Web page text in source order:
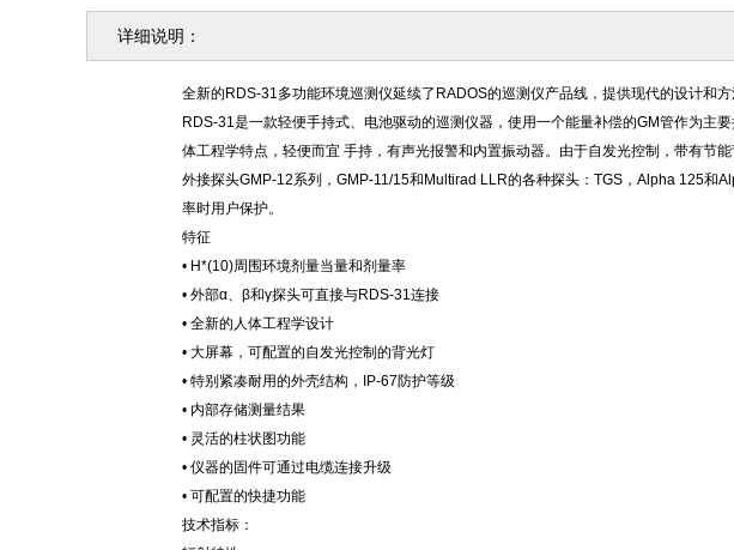
详细说明：
全新的 RDS-31多功能环境巡测仪延续了RADOS的巡测仪产品线，提供现代的设计和方
RDS-31是一款轻便手持式、电池驱动的巡测仪器，使用一个能量补偿的GM管作为主
体工程学特点，轻便而宜 手持，有声光报警和内置振动器。由于自发光控制，带有节
外接探头GMP-12系列，GMP-11/15和Multirad LLR的各种探头：TGS，Alpha 125和
率时用户保护。
特征
• H*(10)周围环境剂量当量和剂量率
• 外部α、β和γ探头可直接与RDS-31连接
• 全新的人体工程学设计
• 大屏幕，可配置的自发光控制的背光灯
• 特别紧凑耐用的外壳结构，IP-67防护等级
• 内部存储测量结果
• 灵活的柱状图功能
• 仪器的固件可通过电缆连接升级
• 可配置的快捷功能
技术指标：